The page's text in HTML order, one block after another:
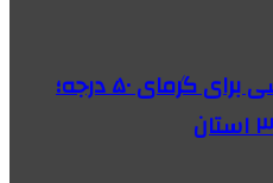
هشدار قرمز هواشناسی برای گرمای ۵۰ درجه؛